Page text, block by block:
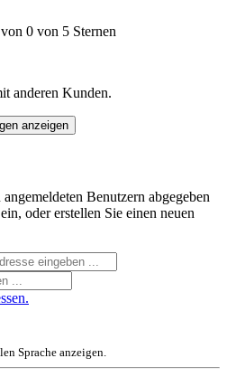
0 von 5 Sternen
anderen Kunden.
anzeigen
Benutzern abgegeben
oder erstellen Sie einen neuen
Sprache anzeigen.